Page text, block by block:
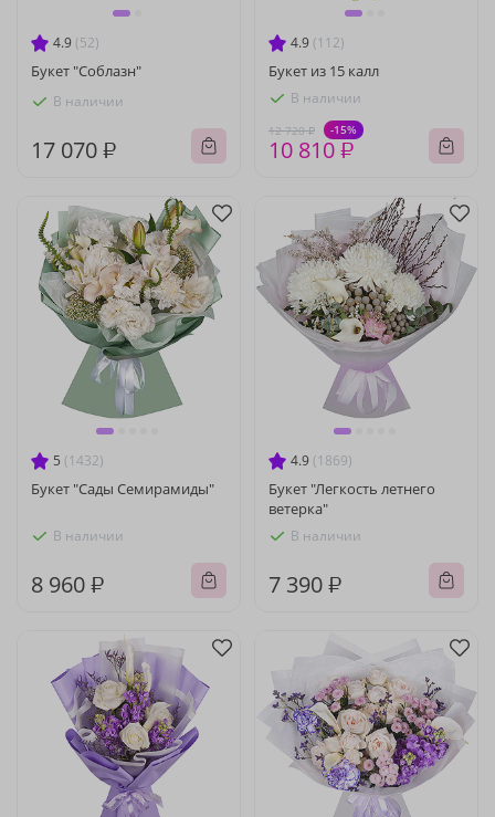
4.9 (52)
Букет "Соблазн"
В наличии
17 070 ₽
4.9 (112)
Букет из 15 калл
В наличии
12 720 ₽ -15%
10 810 ₽
5 (1432)
Букет "Сады Семирамиды"
В наличии
8 960 ₽
4.9 (1869)
Букет "Легкость летнего
ветерка"
В наличии
7 390 ₽